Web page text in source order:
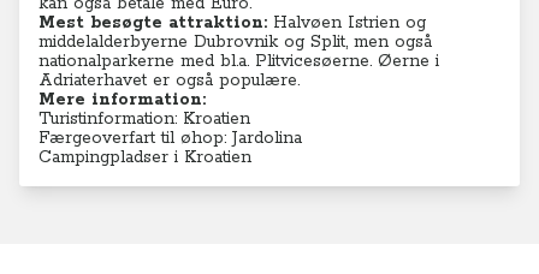
Mest besøgte attraktion: Halvøen Istrien og
middelalderbyerne Dubrovnik og Split, men også
nationalparkerne med bl.a. Plitvicesøerne. Øerne i
Adriaterhavet er også populære.
Mere information:
Turistinformation: Kroatien
Færgeoverfart til øhop: Jardolina
Campingpladser i Kroatien